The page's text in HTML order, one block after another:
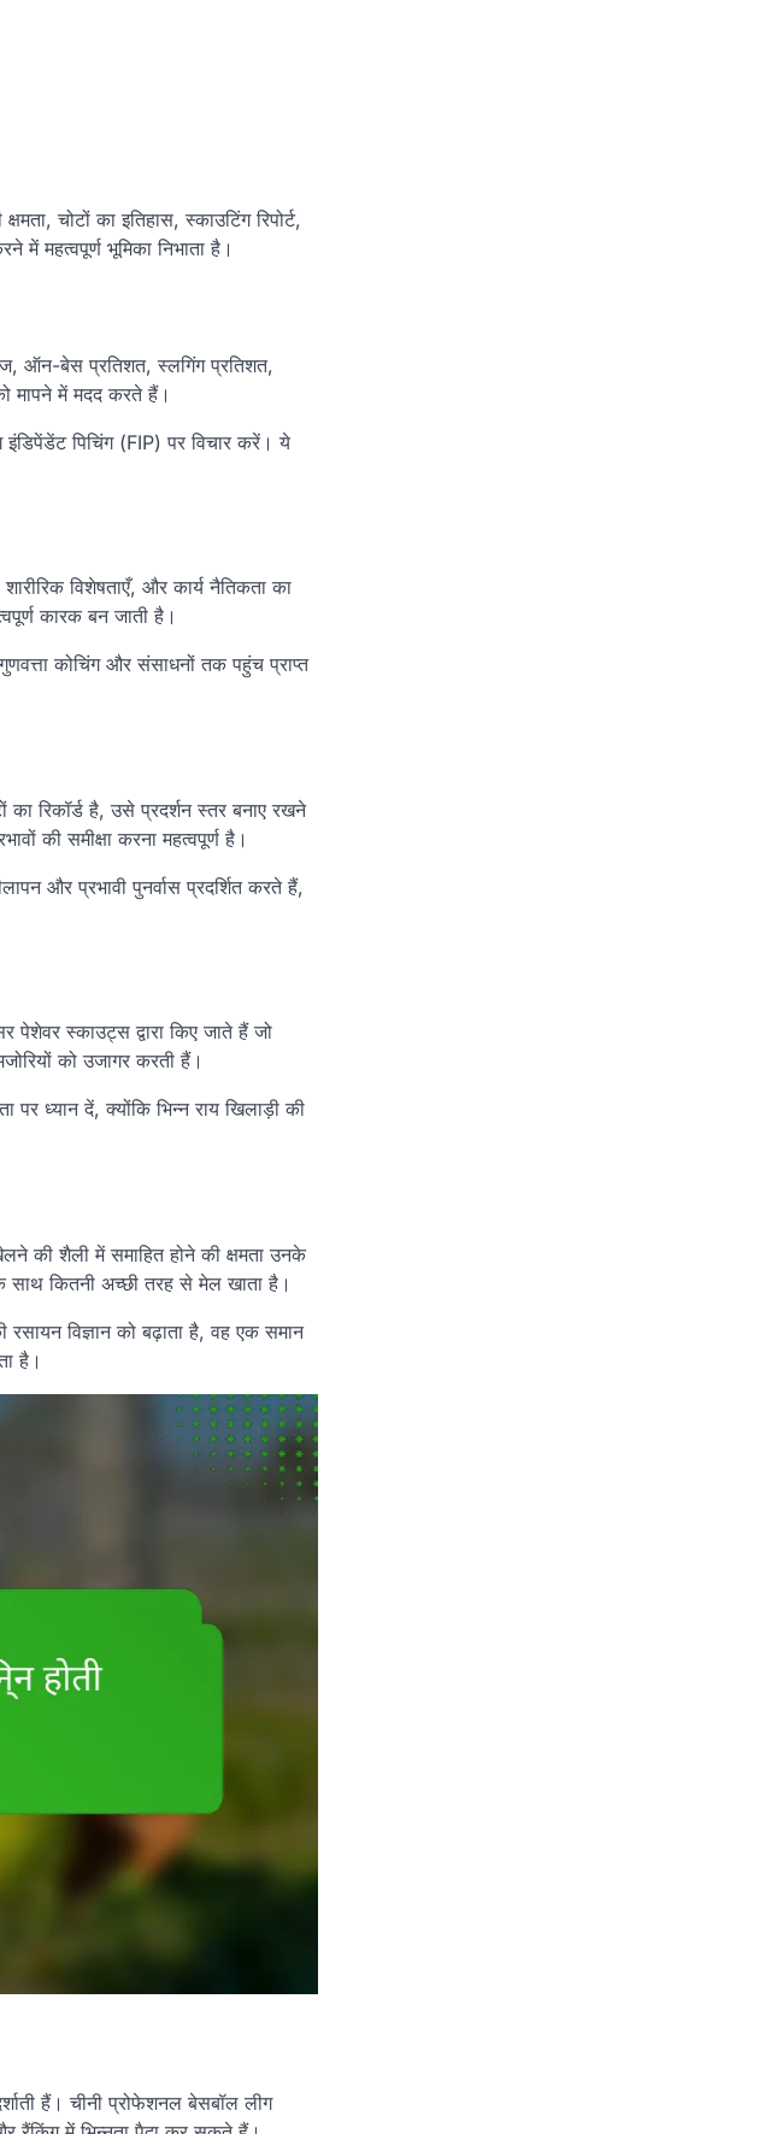
चोटों का इतिहास, स्काउटिंग रिपोर्ट,
महत्वपूर्ण भूमिका निभाता है।
ऑन-बेस प्रतिशत, स्लगिंग प्रतिशत,
मापने में मदद करते हैं।
पिचिंग (FIP) पर विचार करें। ये
विशेषताएँ, और कार्य नैतिकता का
कारक बन जाती है।
कोचिंग और संसाधनों तक पहुंच प्राप्त
रिकॉर्ड है, उसे प्रदर्शन स्तर बनाए रखने
की समीक्षा करना महत्वपूर्ण है।
और प्रभावी पुनर्वास प्रदर्शित करते हैं,
पेशेवर स्काउट्स द्वारा किए जाते हैं जो
को उजागर करती हैं।
पर ध्यान दें, क्योंकि भिन्न राय खिलाड़ी की
की शैली में समाहित होने की क्षमता उनके
साथ कितनी अच्छी तरह से मेल खाता है।
विज्ञान को बढ़ाता है, वह एक समान
है।
हैं। चीनी प्रोफेशनल बेसबॉल लीग